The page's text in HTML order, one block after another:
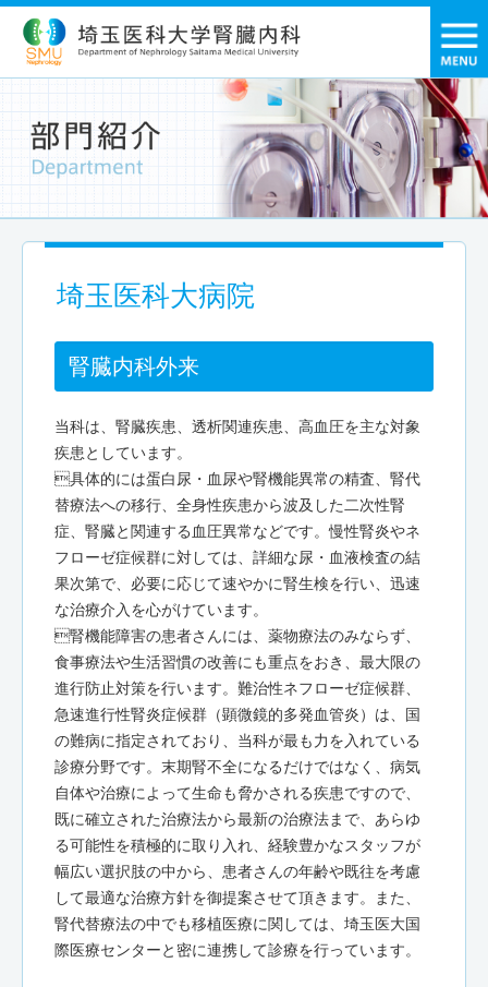
埼玉医科大病院
腎臓内科外来
当科は、腎臓疾患、透析関連疾患、高血圧を主な対象
疾患としています。
具体的には蛋白尿・血尿や腎機能異常の精査、腎代
替療法への移行、全身性疾患から波及した二次性腎
症、腎臓と関連する血圧異常などです。慢性腎炎やネ
フローゼ症候群に対しては、詳細な尿・血液検査の結
果次第で、必要に応じて速やかに腎生検を行い、迅速
な治療介入を心がけています。
腎機能障害の患者さんには、薬物療法のみならず、
食事療法や生活習慣の改善にも重点をおき、最大限の
進行防止対策を行います。難治性ネフローゼ症候群、
急速進行性腎炎症候群（顕微鏡的多発血管炎）は、国
の難病に指定されており、当科が最も力を入れている
診療分野です。末期腎不全になるだけではなく、病気
自体や治療によって生命も脅かされる疾患ですので、
既に確立された治療法から最新の治療法まで、あらゆ
る可能性を積極的に取り入れ、経験豊かなスタッフが
幅広い選択肢の中から、患者さんの年齢や既往を考慮
して最適な治療方針を御提案させて頂きます。また、
腎代替療法の中でも移植医療に関しては、埼玉医大国
際医療センターと密に連携して診療を行っています。